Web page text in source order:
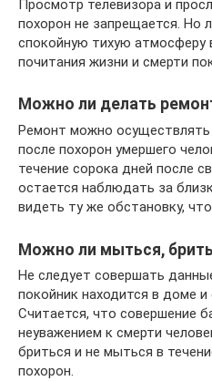
Просмотр телевизора и
похорон не запрещается. Но
спокойную тихую атмосферу
почитания жизни и смерти
Можно ли делать
Ремонт можно осуществлять
после похорон умершего
течение сорока дней после
остается наблюдать за
видеть ту же обстановку,
Можно ли мыться,
Не следует совершать
покойник находится в доме и
Считается, что совершение
неуважением к смерти
бриться и не мыться в
похорон.